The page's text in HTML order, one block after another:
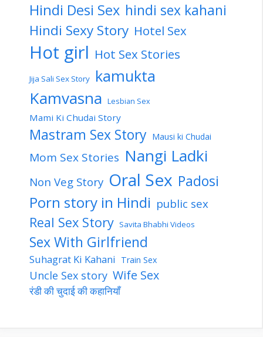
Hindi Desi Sex hindi sex kahani
Hindi Sexy Story Hotel Sex
Hot girl Hot Sex Stories
Jija Sali Sex Story kamukta
Kamvasna Lesbian Sex
Mami Ki Chudai Story
Mastram Sex Story Mausi ki Chudai
Mom Sex Stories Nangi Ladki
Non Veg Story Oral Sex Padosi
Porn story in Hindi public sex
Real Sex Story Savita Bhabhi Videos
Sex With Girlfriend
Suhagrat Ki Kahani Train Sex
Uncle Sex story Wife Sex
रंडी की चुदाई की कहानियाँ